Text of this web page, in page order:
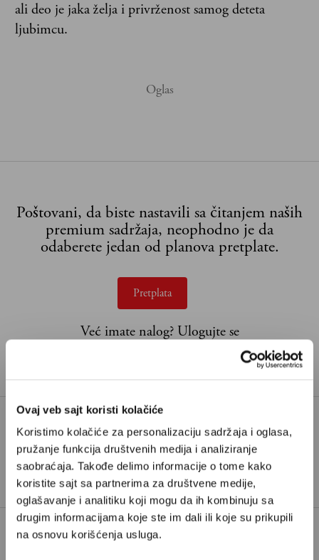
Ovaj veb sajt koristi kolačiće
Koristimo kolačiće za personalizaciju sadržaja i oglasa,
pružanje funkcija društvenih medija i analiziranje
saobraćaja. Takođe delimo informacije o tome kako
koristite sajt sa partnerima za društvene medije,
oglašavanje i analitiku koji mogu da ih kombinuju sa
drugim informacijama koje ste im dali ili koje su prikupili
na osnovu korišćenja usluga.
ali deo je jaka želja i privrženost samog deteta
ljubimcu.
Poštovani, da biste nastavili sa čitanjem naših
premium sadržaja, neophodno je da
odaberete jedan od planova pretplate.
Pretplata
Već imate nalog? Ulogujte se
TAGOVI:
KUĆNI LJUBIMCI
LJUBIMCI I DECA
MAČKA
PAS ŽIVOTINJE I DECA